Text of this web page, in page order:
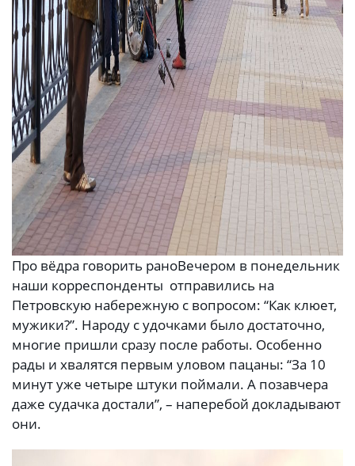
Про вёдра говорить раноВечером в понедельник
наши корреспонденты отправились на
Петровскую набережную с вопросом: “Как клюет,
мужики?”. Народу с удочками было достаточно,
многие пришли сразу после работы. Особенно
рады и хвалятся первым уловом пацаны: “За 10
минут уже четыре штуки поймали. А позавчера
даже судачка достали”, – наперебой докладывают
они.